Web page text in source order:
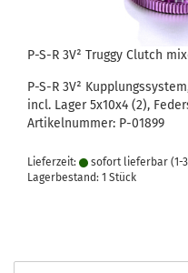
P-S-R 3V² Truggy Clutch
P-S-R 3V²
incl. Lager 5x10x4 (2),
Artikelnummer: P-01899
Lieferzeit: sofort lieferbar (1-3
Lagerbestand: 1 Stück